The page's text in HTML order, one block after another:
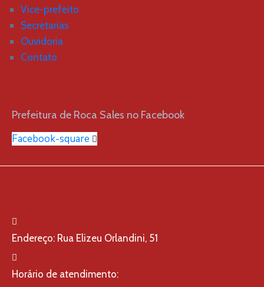
Vice-prefeito
Secretarias
Ouvidoria
Contato
Prefeitura de Roca Sales no Facebook
Facebook-square
Endereço: Rua Elizeu Orlandini, 51
Horário de atendimento: